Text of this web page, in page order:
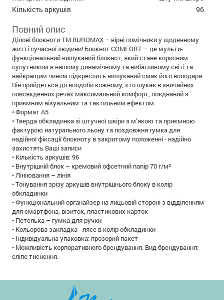
Кількість аркушів
96
Повний опис
Ділові блокноти ТМ BUROMAX – вірні помічники у щоденному
житті сучасної людини! Блокнот COMFORT – це мульти-
функціональний вишуканий блокнот, який стане корисним
супутником в нашому динамічному та вибагливому світі та
найкращим чином підкреслить вишуканий смак його володаря.
Він прийдеться до вподоби кожному, хто шукає в звичайних
повсякденних речах максимальний комфорт, поєднаний з
приємним візуальним та тактильним ефектом.
• Формат А5
• Тверда обкладинка зі штучної шкіри з м’якою та приємною
фактурою натурального льону та поздовжня гумка для
надійної фіксації блокноту в закритому положенні - надійно
захистять Ваші записи
• Кількість аркушів: 96
• Внутрішній блок – кремовий офсетний папір 70 г/м²
• Лініювання – лінія
• Тонування зрізу аркушів внутрішнього блоку в колір
обкладинки
• Функціональний органайзер на лицьовій стороні з відділенням
для смартфона, візиток, пластикових карток
• Петелька – гумка для ручки
• Кольорова закладка - лясе в колір обкладинки
• Індивідуальна упаковка: прозорий пакет
• Можливість корпоративного брендування. Вид брендування:
сліпе тиснення.